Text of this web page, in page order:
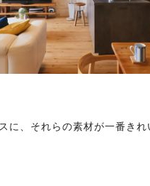
、それらの素材が一番きれ